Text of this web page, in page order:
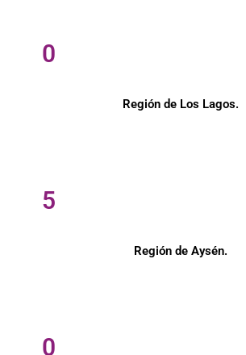
0
Región de Los Lagos.
5
Región de Aysén.
0